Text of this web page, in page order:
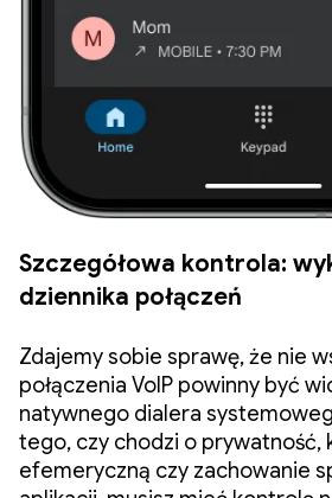
Szczegółowa kontrola:
dziennika połączeń
Zdajemy sobie sprawę, że nie
połączenia VoIP powinny być
natywnego dialera
tego, czy chodzi o prywatność,
efemeryczną czy zachowanie